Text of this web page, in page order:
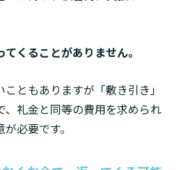
くることがありません。
ともありますが「敷き引き」
、礼金と同等の費用を求められ
必要です。